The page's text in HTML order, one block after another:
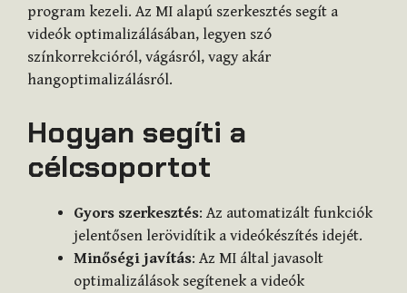
program kezeli. Az MI alapú szerkesztés segít a
videók optimalizálásában, legyen szó
színkorrekcióról, vágásról, vagy akár
hangoptimalizálásról.
Hogyan segíti a
célcsoportot
Gyors szerkesztés: Az automatizált funkciók
jelentősen lerövidítik a videókészítés idejét.
Minőségi javítás: Az MI által javasolt
optimalizálások segítenek a videók